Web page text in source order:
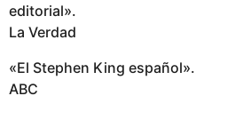
editorial».
La Verdad
«El Stephen King español».
ABC